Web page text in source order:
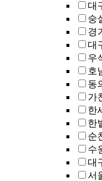
대
숭
경
대
우
호
동
가
한
한
순
수
대
서